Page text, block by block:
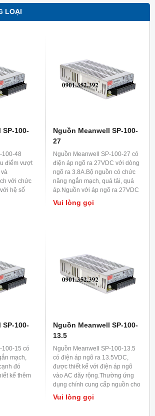
LOẠI
SP-100-
100-48
điểm vượt
với chức
hệ số
với mạch
cho
Nguồn Meanwell SP-100-
27
Nguồn Meanwell SP-100-27 có
điện áp ngõ ra 27VDC với dòng
ngõ ra 3.8A.Bộ nguồn có chức
năng ngắn mạch, quá tải, quá
áp.Nguồn với áp ngõ ra 27VDC
thường ứng dụng trong cung
cấp nguồn cho phát thanh
Vui lòng gọi
SP-100-
100-15 có
mạch,
đó
kế thêm
cho
các máy
Nguồn Meanwell SP-100-
13.5
Nguồn Meanwell SP-100-13.5
có điện áp ngõ ra 13.5VDC,
được thiết kế với điện áp ngõ
vào AC dãy rộng.Thường ứng
dụng chính cung cấp nguồn cho
các máy công nghiệp.
Vui lòng gọi